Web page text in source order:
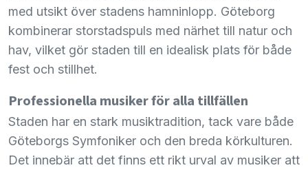
med utsikt över stadens hamninlopp. Göteborg
kombinerar storstadspuls med närhet till natur och
hav, vilket gör staden till en idealisk plats för både
fest och stillhet.
Professionella musiker för alla tillfällen
Staden har en stark musiktradition, tack vare både
Göteborgs Symfoniker och den breda körkulturen.
Det innebär att det finns ett rikt urval av musiker att